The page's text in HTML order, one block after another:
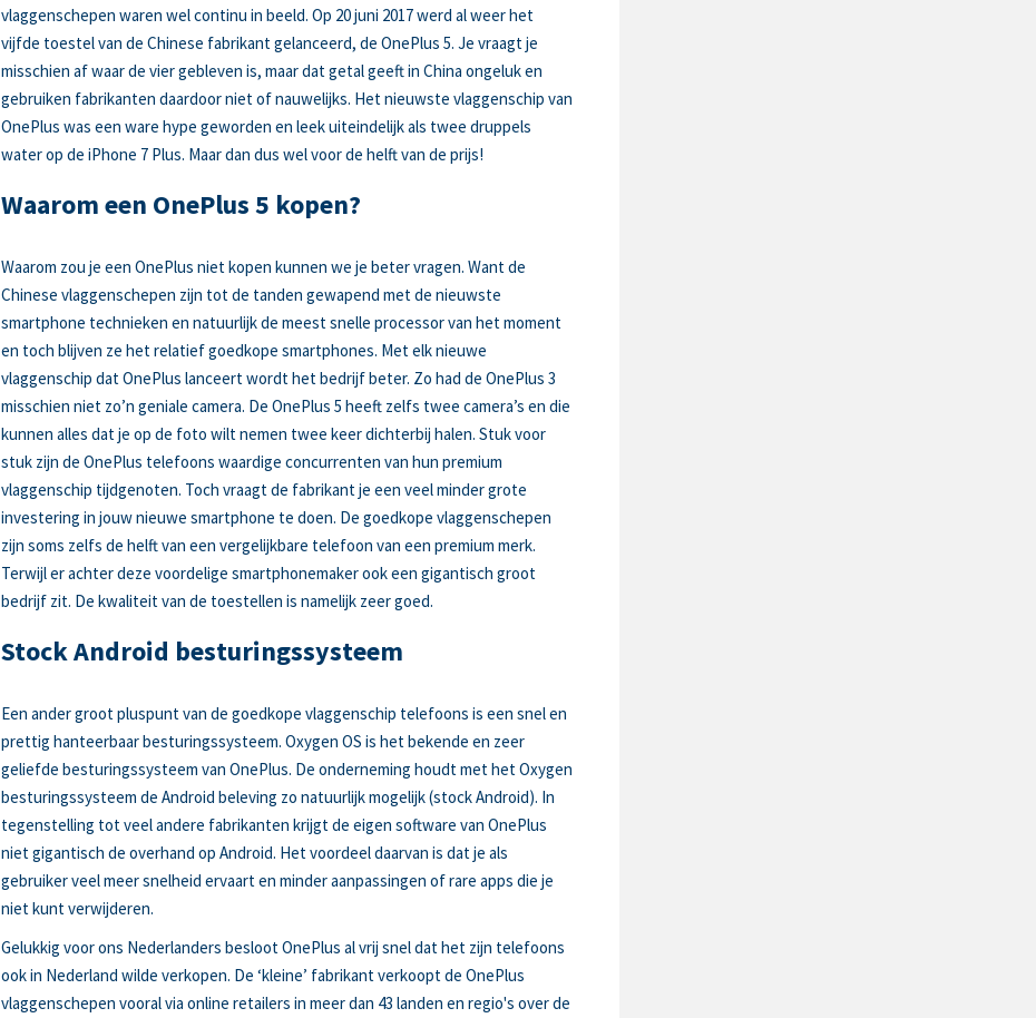
vlaggenschepen waren wel continu in beeld. Op 20 juni 2017 werd al weer het
vijfde toestel van de Chinese fabrikant gelanceerd, de OnePlus 5. Je vraagt je
misschien af waar de vier gebleven is, maar dat getal geeft in China ongeluk en
gebruiken fabrikanten daardoor niet of nauwelijks. Het nieuwste vlaggenschip van
OnePlus was een ware hype geworden en leek uiteindelijk als twee druppels
water op de iPhone 7 Plus. Maar dan dus wel voor de helft van de prijs!
Waarom een OnePlus 5 kopen?
Waarom zou je een OnePlus niet kopen kunnen we je beter vragen. Want de
Chinese vlaggenschepen zijn tot de tanden gewapend met de nieuwste
smartphone technieken en natuurlijk de meest snelle processor van het moment
en toch blijven ze het relatief goedkope smartphones. Met elk nieuwe
vlaggenschip dat OnePlus lanceert wordt het bedrijf beter. Zo had de OnePlus 3
misschien niet zo’n geniale camera. De OnePlus 5 heeft zelfs twee camera’s en die
kunnen alles dat je op de foto wilt nemen twee keer dichterbij halen. Stuk voor
stuk zijn de OnePlus telefoons waardige concurrenten van hun premium
vlaggenschip tijdgenoten. Toch vraagt de fabrikant je een veel minder grote
investering in jouw nieuwe smartphone te doen. De goedkope vlaggenschepen
zijn soms zelfs de helft van een vergelijkbare telefoon van een premium merk.
Terwijl er achter deze voordelige smartphonemaker ook een gigantisch groot
bedrijf zit. De kwaliteit van de toestellen is namelijk zeer goed.
Stock Android besturingssysteem
Een ander groot pluspunt van de goedkope vlaggenschip telefoons is een snel en
prettig hanteerbaar besturingssysteem. Oxygen OS is het bekende en zeer
geliefde besturingssysteem van OnePlus. De onderneming houdt met het Oxygen
besturingssysteem de Android beleving zo natuurlijk mogelijk (stock Android). In
tegenstelling tot veel andere fabrikanten krijgt de eigen software van OnePlus
niet gigantisch de overhand op Android. Het voordeel daarvan is dat je als
gebruiker veel meer snelheid ervaart en minder aanpassingen of rare apps die je
niet kunt verwijderen.
Gelukkig voor ons Nederlanders besloot OnePlus al vrij snel dat het zijn telefoons
ook in Nederland wilde verkopen. De ‘kleine’ fabrikant verkoopt de OnePlus
vlaggenschepen vooral via online retailers in meer dan 43 landen en regio's over de